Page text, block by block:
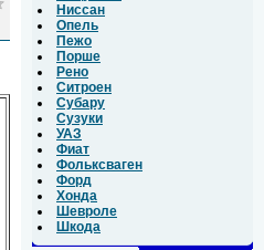
Ниссан
Опель
Пежо
Порше
Рено
Ситроен
Субару
Сузуки
УАЗ
Фиат
Фольксваген
Форд
Хонда
Шевроле
Шкода